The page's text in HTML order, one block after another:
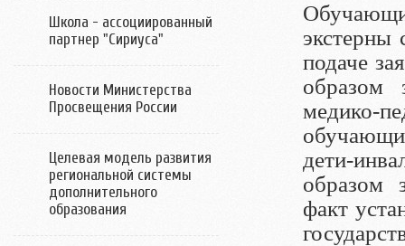
Школа - ассоциированный
партнер "Сириуса"
Новости Министерства
Просвещения России
Целевая модель развития
региональной системы
дополнительного
образования
экстерны
подаче
образом
медико-
дети-
образом
факт